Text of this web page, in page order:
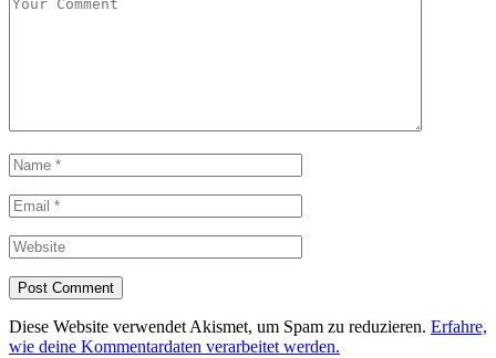
Diese Website verwendet Akismet, um Spam zu reduzieren. Erfahre,
wie deine Kommentardaten verarbeitet werden.